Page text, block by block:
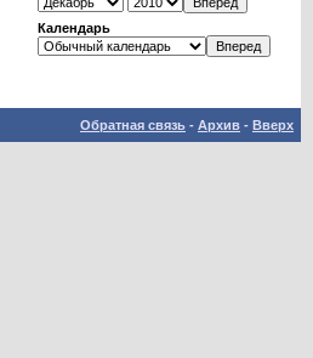
Календарь
Обратная связь - Архив - Вверх